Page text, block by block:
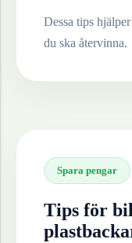
Dessa tips
du ska återvinna.
Spara pengar
Tips för